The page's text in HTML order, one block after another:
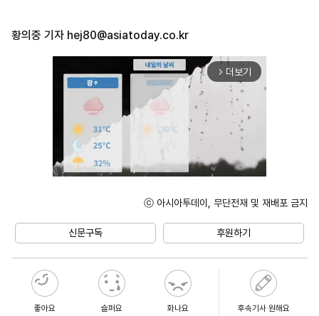
황의중 기자 hej80@asiatoday.co.kr
arrow_forward_ios 더보기
ⓒ 아시아투데이, 무단전재 및 재배포 금지
신문구독 후원하기
좋아요 슬퍼요 화나요 후속기사 원해요